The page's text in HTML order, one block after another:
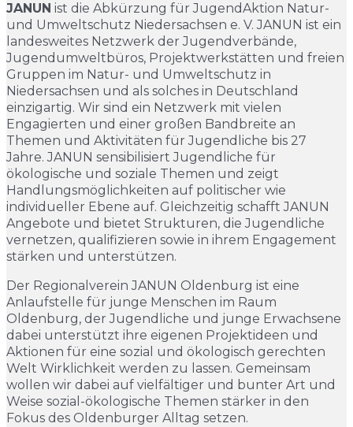
JANUN ist die Abkürzung für JugendAktion Natur-
und Umweltschutz Niedersachsen e. V. JANUN ist ein
landesweites Netzwerk der Jugendverbände,
Jugendumweltbüros, Projektwerkstätten und freien
Gruppen im Natur- und Umweltschutz in
Niedersachsen und als solches in Deutschland
einzigartig. Wir sind ein Netzwerk mit vielen
Engagierten und einer großen Bandbreite an
Themen und Aktivitäten für Jugendliche bis 27
Jahre. JANUN sensibilisiert Jugendliche für
ökologische und soziale Themen und zeigt
Handlungsmöglichkeiten auf politischer wie
individueller Ebene auf. Gleichzeitig schafft JANUN
Angebote und bietet Strukturen, die Jugendliche
vernetzen, qualifizieren sowie in ihrem Engagement
stärken und unterstützen.
Der Regionalverein JANUN Oldenburg ist eine
Anlaufstelle für junge Menschen im Raum
Oldenburg, der Jugendliche und junge Erwachsene
dabei unterstützt ihre eigenen Projektideen und
Aktionen für eine sozial und ökologisch gerechten
Welt Wirklichkeit werden zu lassen. Gemeinsam
wollen wir dabei auf vielfältiger und bunter Art und
Weise sozial-ökologische Themen stärker in den
Fokus des Oldenburger Alltag setzen.